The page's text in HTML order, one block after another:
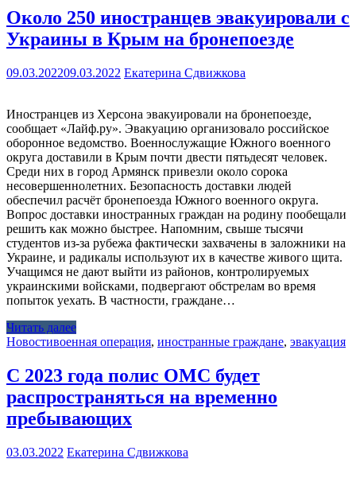
Около 250 иностранцев эвакуировали с
Украины в Крым на бронепоезде
09.03.202209.03.2022 Екатерина Сдвижкова
Иностранцев из Херсона эвакуировали на бронепоезде,
сообщает «Лайф.ру». Эвакуацию организовало российское
оборонное ведомство. Военнослужащие Южного военного
округа доставили в Крым почти двести пятьдесят человек.
Среди них в город Армянск привезли около сорока
несовершеннолетних. Безопасность доставки людей
обеспечил расчёт бронепоезда Южного военного округа.
Вопрос доставки иностранных граждан на родину пообещали
решить как можно быстрее. Напомним, свыше тысячи
студентов из-за рубежа фактически захвачены в заложники на
Украине, и радикалы используют их в качестве живого щита.
Учащимся не дают выйти из районов, контролируемых
украинскими войсками, подвергают обстрелам во время
попыток уехать. В частности, граждане…
Читать далее
Новостивоенная операция, иностранные граждане, эвакуация
С 2023 года полис ОМС будет
распространяться на временно
пребывающих
03.03.2022 Екатерина Сдвижкова